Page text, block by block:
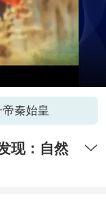
秦始皇
现：自然